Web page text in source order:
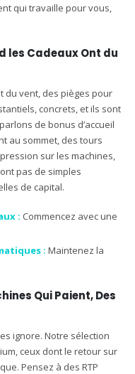
qui travaille pour vous,
les Cadeaux Ont du
du vent, des pièges pour
concrets, et ils sont
de bonus d’accueil
au sommet, des tours
sur les machines,
pas de simples
de capital.
: Commencez avec une
: Maintenez la
Qui Paient, Des
ignore. Notre sélection
ceux dont le retour sur
Pensez à des RTP